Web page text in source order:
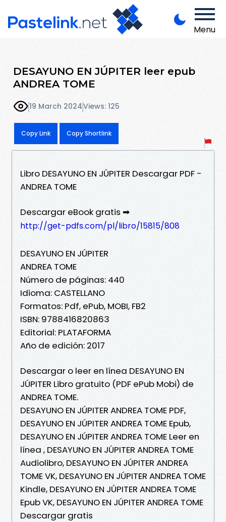
Menu
DESAYUNO EN JÚPITER leer epub
ANDREA TOME
19 March 2024Views: 125
Copy Link Copy Shortlink
Libro DESAYUNO EN JÚPITER Descargar PDF -
ANDREA TOME
Descargar eBook gratis ➡
http://get-pdfs.com/pl/libro/15815/808
DESAYUNO EN JÚPITER
ANDREA TOME
Número de páginas: 440
Idioma: CASTELLANO
Formatos: Pdf, ePub, MOBI, FB2
ISBN: 9788416820863
Editorial: PLATAFORMA
Año de edición: 2017
Descargar o leer en línea DESAYUNO EN
JÚPITER Libro gratuito (PDF ePub Mobi) de
ANDREA TOME.
DESAYUNO EN JÚPITER ANDREA TOME PDF,
DESAYUNO EN JÚPITER ANDREA TOME Epub,
DESAYUNO EN JÚPITER ANDREA TOME Leer en
línea , DESAYUNO EN JÚPITER ANDREA TOME
Audiolibro, DESAYUNO EN JÚPITER ANDREA
TOME VK, DESAYUNO EN JÚPITER ANDREA TOME
Kindle, DESAYUNO EN JÚPITER ANDREA TOME
Epub VK, DESAYUNO EN JÚPITER ANDREA TOME
Descargar gratis